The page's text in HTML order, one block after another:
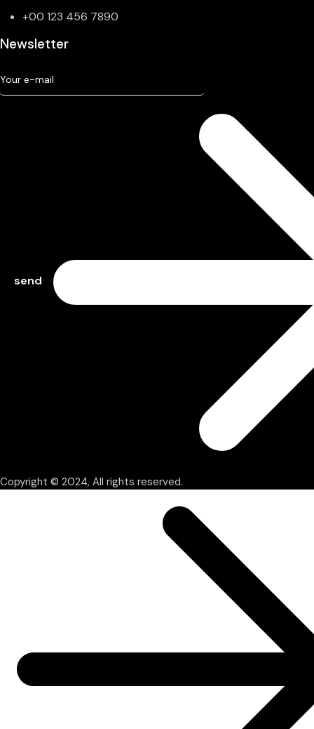
+00 123 456 7890
Newsletter
send
Copyright © 2024, All rights reserved.